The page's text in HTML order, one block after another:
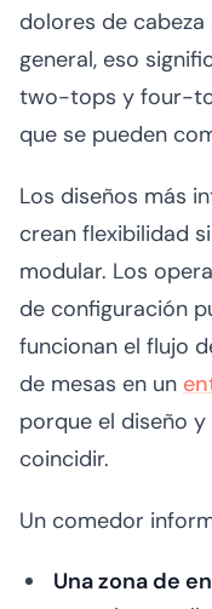
dolores de
general, eso
two-tops y four-
que se pueden
Los diseños más
crean flexibilidad
modular. Los
de configuración
funcionan el flujo
de mesas en un
porque el diseño
coincidir.
Un comedor
Una zona de